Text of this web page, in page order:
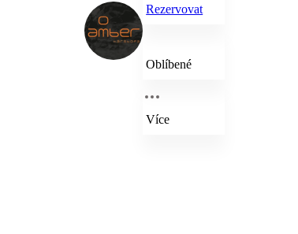
Rezervovat
Oblíbené
Více